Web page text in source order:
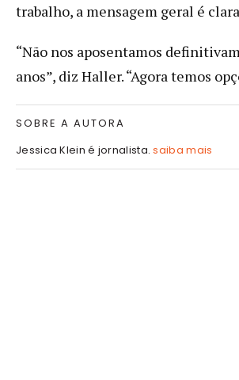
trabalho, a mensagem geral é
“Não nos aposentamos
anos”, diz Haller. “Agora temos
SOBRE A AUTORA
Jessica Klein é jornalista.saiba mais